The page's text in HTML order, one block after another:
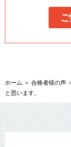
ホーム ＞ 合格者様の声
と思います。